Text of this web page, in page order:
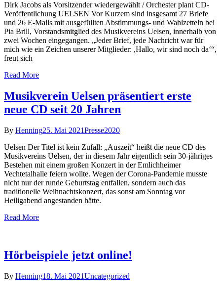
Dirk Jacobs als Vorsitzender wiedergewählt / Orchester plant CD-
Veröffentlichung UELSEN Vor Kurzem sind insgesamt 27 Briefe
und 26 E-Mails mit ausgefüllten Abstimmungs- und Wahlzetteln bei
Pia Brill, Vorstandsmitglied des Musikvereins Uelsen, innerhalb von
zwei Wochen eingegangen. „Jeder Brief, jede Nachricht war für
mich wie ein Zeichen unserer Mitglieder: ,Hallo, wir sind noch da‘“,
freut sich
Read More
Musikverein Uelsen präsentiert erste
neue CD seit 20 Jahren
By Henning25. Mai 2021Presse2020
Uelsen Der Titel ist kein Zufall: „Auszeit“ heißt die neue CD des
Musikvereins Uelsen, der in diesem Jahr eigentlich sein 30-jähriges
Bestehen mit einem großen Konzert in der Emlichheimer
Vechtetalhalle feiern wollte. Wegen der Corona-Pandemie musste
nicht nur der runde Geburtstag entfallen, sondern auch das
traditionelle Weihnachtskonzert, das sonst am Sonntag vor
Heiligabend angestanden hätte.
Read More
Hörbeispiele jetzt online!
By Henning18. Mai 2021Uncategorized